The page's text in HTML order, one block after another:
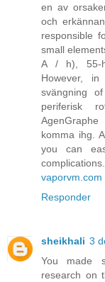
en av
och
responsible
small
A / h), 55-
However,
svängning
periferisk
komma ihg.
you can
complications.
vaporvm.com
Responder
sheikhali 3
You made
research on